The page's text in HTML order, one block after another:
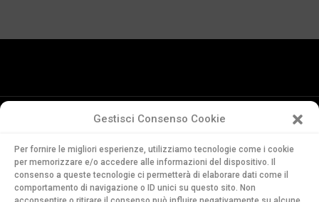
Gestisci Consenso Cookie
Per fornire le migliori esperienze, utilizziamo tecnologie come i cookie
per memorizzare e/o accedere alle informazioni del dispositivo. Il
consenso a queste tecnologie ci permetterà di elaborare dati come il
comportamento di navigazione o ID unici su questo sito. Non
della Svizzera Italiana
Via Soldino 9
CH-6900 Lugano